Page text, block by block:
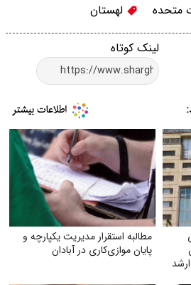
متحده لهستان
لینک کوتاه
مطالبه استقرار مدیریت یکپارچه و
پایان موازی‌کاری در آبادان